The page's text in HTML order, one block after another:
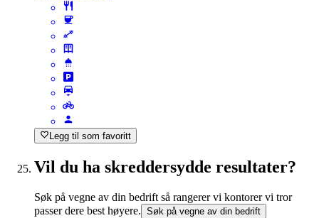
Legg til som favoritt
Vil du ha skreddersydde resultater?
Søk på vegne av din bedrift så rangerer vi kontorer vi tror
passer dere best høyere. Søk på vegne av din bedrift